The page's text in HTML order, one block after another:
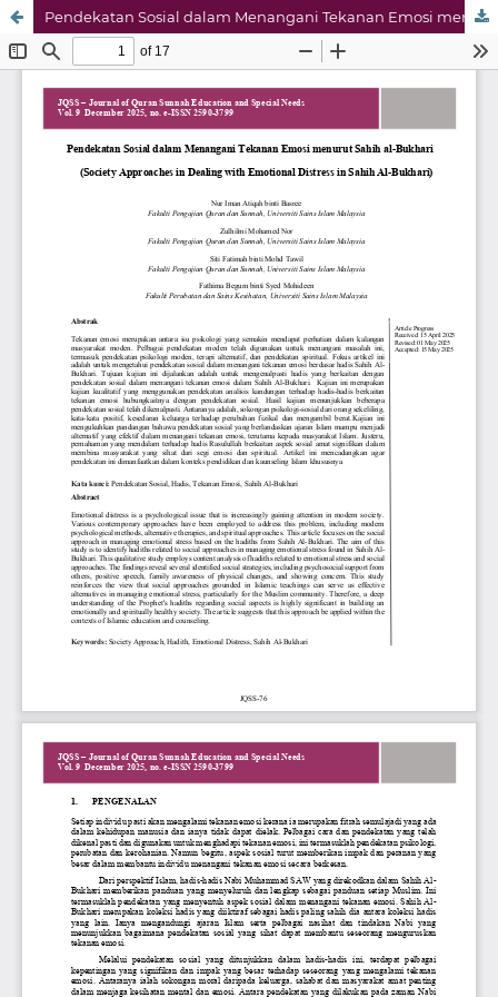
Pendekatan Sosial dalam Menangani Tekanan Emosi menurut Sahih al-Bukhari